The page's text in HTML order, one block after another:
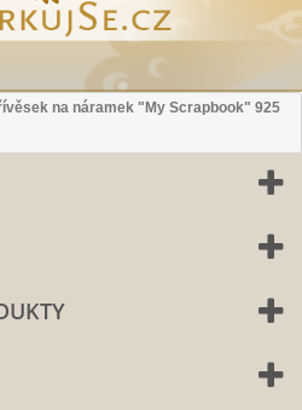
na náramek "My Scrapbook" 925